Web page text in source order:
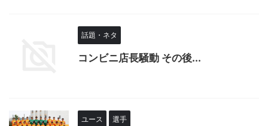
話題・ネタ
コンビニ店長騒動 その後...
ユース 選手